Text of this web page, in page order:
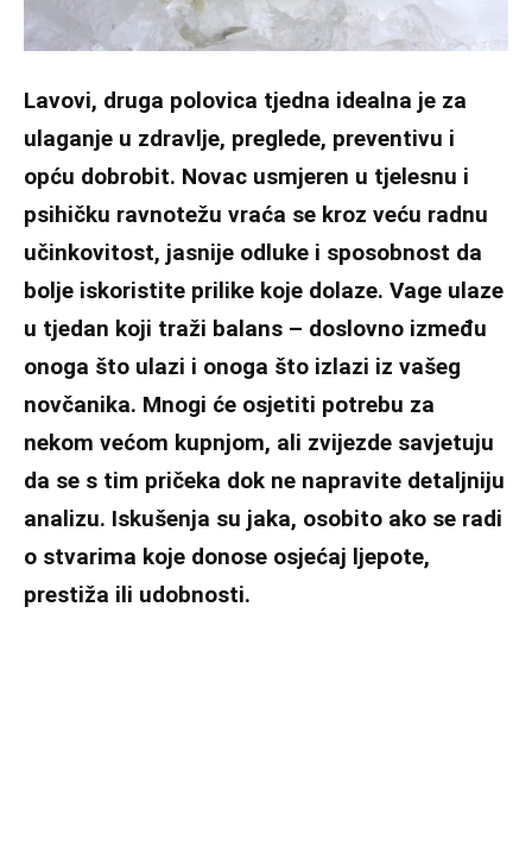
Lavovi, druga polovica tjedna idealna je za
ulaganje u zdravlje, preglede, preventivu i
opću dobrobit. Novac usmjeren u tjelesnu i
psihičku ravnotežu vraća se kroz veću radnu
učinkovitost, jasnije odluke i sposobnost da
bolje iskoristite prilike koje dolaze. Vage ulaze
u tjedan koji traži balans – doslovno između
onoga što ulazi i onoga što izlazi iz vašeg
novčanika. Mnogi će osjetiti potrebu za
nekom većom kupnjom, ali zvijezde savjetuju
da se s tim pričeka dok ne napravite detaljniju
analizu. Iskušenja su jaka, osobito ako se radi
o stvarima koje donose osjećaj ljepote,
prestiža ili udobnosti.